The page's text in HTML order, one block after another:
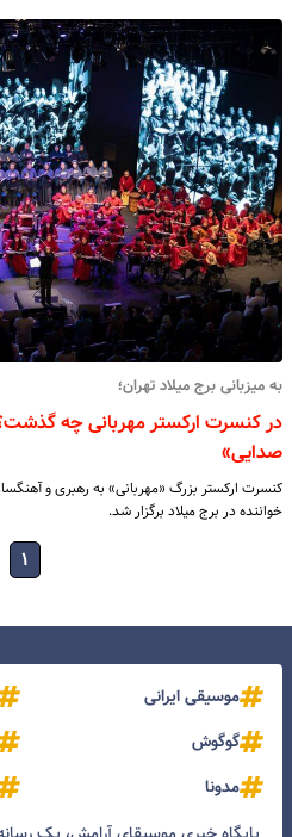
به میزبانی برج میلاد تهران؛
در کنسرت ارکستر مهربانی چه
صدایی»
خواننده در برج میلاد برگزار شد.
۱
موسیقی ایرانی
گوگوش
مدونا